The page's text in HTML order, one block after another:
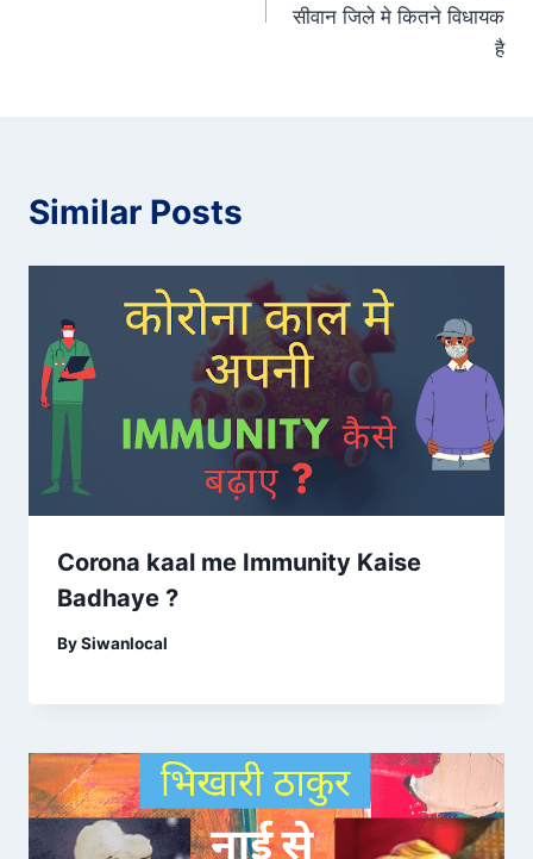
सीवान जिले मे कितने विधायक
है
Similar Posts
Corona kaal me Immunity Kaise
Badhaye ?
BySiwanlocal